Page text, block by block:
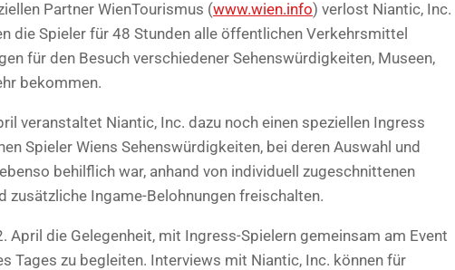
Partner WienTourismus (www.wien.info) verlost Niantic, Inc.
die Spieler für 48 Stunden alle öffentlichen Verkehrsmittel
für den Besuch verschiedener Sehenswürdigkeiten, Museen,
bekommen.
veranstaltet Niantic, Inc. dazu noch einen speziellen Ingress
Spieler Wiens Sehenswürdigkeiten, bei deren Auswahl und
behilflich war, anhand von individuell zugeschnittenen
zusätzliche Ingame-Belohnungen freischalten.
April die Gelegenheit, mit Ingress-Spielern gemeinsam am Event
Tages zu begleiten. Interviews mit Niantic, Inc. können für